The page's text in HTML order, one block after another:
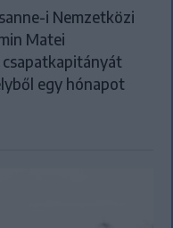
i Nemzetközi
Matei
csapatkapitányát
egy hónapot